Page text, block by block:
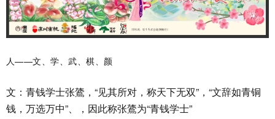
人——文、学、武、棋、颜
文：青钱学士张鷟，“见其所对，称天下无双”，“文辞如青铜
钱，万选万中”、，因此称张鷟为“青钱学士”